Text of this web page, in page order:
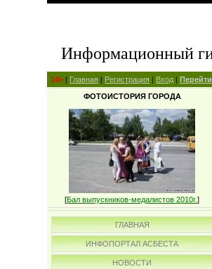
Информационный
14+ | Главная | Регистрация | Вход |
ФОТОИСТОРИЯ ГОРОДА
[Бал выпускников-медалистов 2010г.]
ГЛАВНАЯ
ИНФОПОРТАЛ АСБЕСТА
НОВОСТИ